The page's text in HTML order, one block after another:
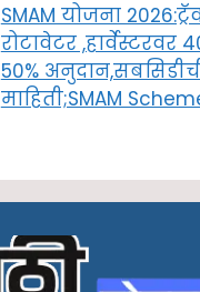
SMAM योजना
रोटावेटर ,हार्वेस्टरवर
50%
माहिती;SMAM